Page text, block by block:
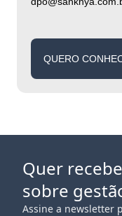
QUERO
Quer
sobre
Assine a newsletter